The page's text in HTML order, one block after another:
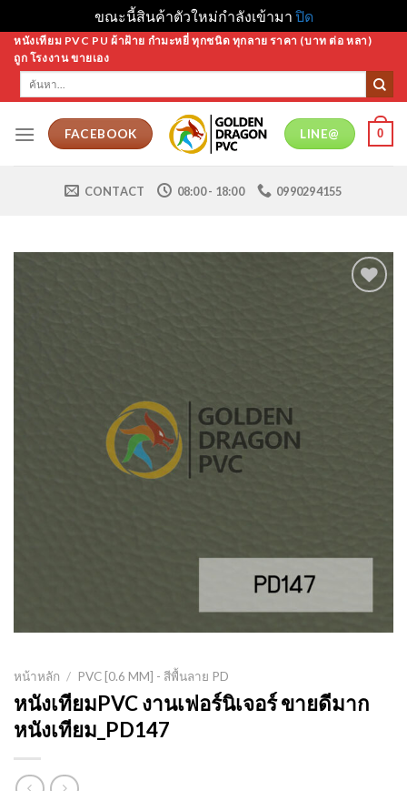
ขณะนี้สินค้าตัวใหม่กำลังเข้ามา ปิด
Skip
content
หนังเทียม PVC PU ผ้าฝ้าย กำมะหยี่ ทุกชนิด ทุกลาย ราคา (บาท ต่อ หลา)
ถูก โรงงาน ขายเอง
ค้นหา:
FACEBOOK LINE@ 0
CONTACT 08:00 - 18:00 0990294155
หน้าหลัก / PVC [0.6 MM] - สีพื้นลาย PD
หนังเทียมPVC งานเฟอร์นิเจอร์ ขายดีมาก
หนังเทียม_PD147